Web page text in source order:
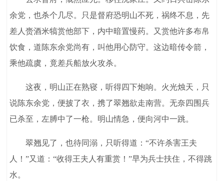
余党，也杀个几尽。只是督府恐明山不死，祸终不息，先
差人赍酒米犒赏他部下，内中暗置慢药。又赏他许多布帛
饮食，道陈东余党尚有，叫他用心防守。这边暗传令箭，
乘他疏虞，竟差兵船放火攻杀。
这夜，明山正在熟寝，听得四下炮响。火光烛天，只
说陈东余党，便披了衣，携了翠翘欲走南营。无奈四围兵
已杀至，左膊中了一枪。明山情急，便向河中一跳。
翠翘见了，也待同溺，只听得道：“不许杀害王夫
人！”又道：“收得王夫人有重赏！”早为兵士扶住，不得跳
水。